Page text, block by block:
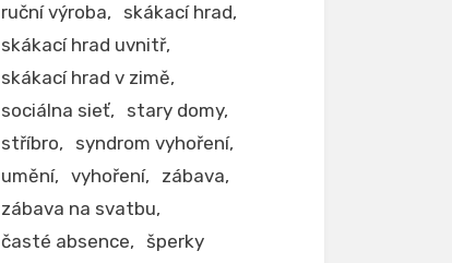
ruční výroba
skákací hrad
skákací hrad uvnitř
skákací hrad v zimě
sociálna sieť
stary domy
stříbro
syndrom vyhoření
umění
vyhoření
zábava
zábava na svatbu
časté absence
šperky